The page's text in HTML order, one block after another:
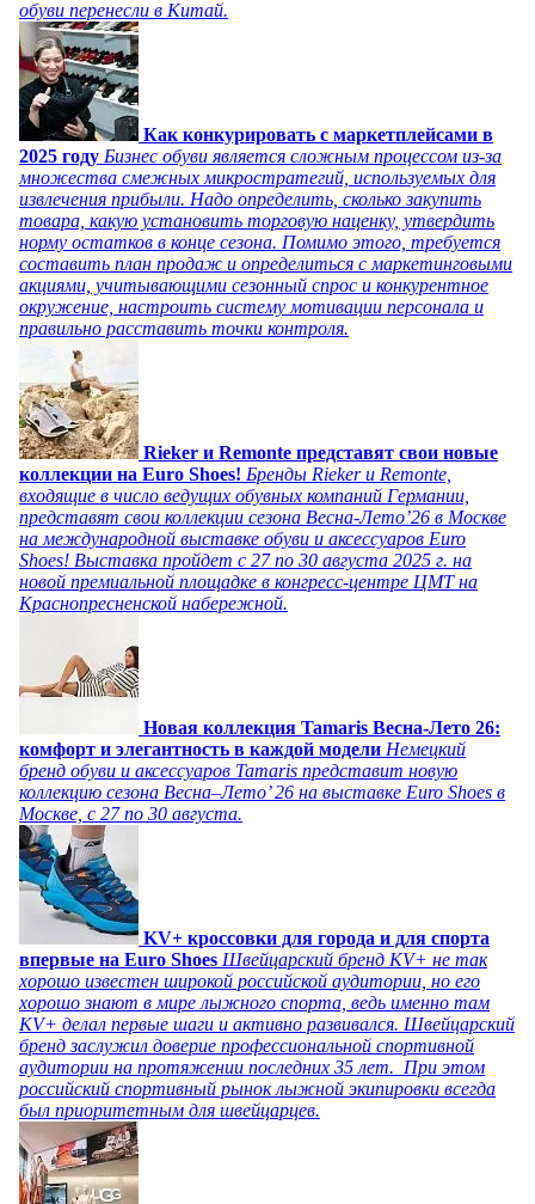
обуви перенесли в Китай.
Как конкурировать с маркетплейсами в
2025 году Бизнес обуви является сложным процессом из-за
множества смежных микростратегий, используемых для
извлечения прибыли. Надо определить, сколько закупить
товара, какую установить торговую наценку, утвердить
норму остатков в конце сезона. Помимо этого, требуется
составить план продаж и определиться с маркетинговыми
акциями, учитывающими сезонный спрос и конкурентное
окружение, настроить систему мотивации персонала и
правильно расставить точки контроля.
Rieker и Remonte представят свои новые
коллекции на Euro Shoes! Бренды Rieker и Remonte,
входящие в число ведущих обувных компаний Германии,
представят свои коллекции сезона Весна-Лето’26 в Москве
на международной выставке обуви и аксессуаров Euro
Shoes! Выставка пройдет c 27 по 30 августа 2025 г. на
новой премиальной площадке в конгресс-центре ЦМТ на
Краснопресненской набережной.
Новая коллекция Tamaris Весна-Лето 26:
комфорт и элегантность в каждой модели Немецкий
бренд обуви и аксессуаров Tamaris представит новую
коллекцию сезона Весна–Лето’ 26 на выставке Euro Shoes в
Москве, с 27 по 30 августа.
KV+ кроссовки для города и для спорта
впервые на Euro Shoes Швейцарский бренд KV+ не так
хорошо известен широкой российской аудитории, но его
хорошо знают в мире лыжного спорта, ведь именно там
KV+ делал первые шаги и активно развивался. Швейцарский
бренд заслужил доверие профессиональной спортивной
аудитории на протяжении последних 35 лет. При этом
российский спортивный рынок лыжной экипировки всегда
был приоритетным для швейцарцев.